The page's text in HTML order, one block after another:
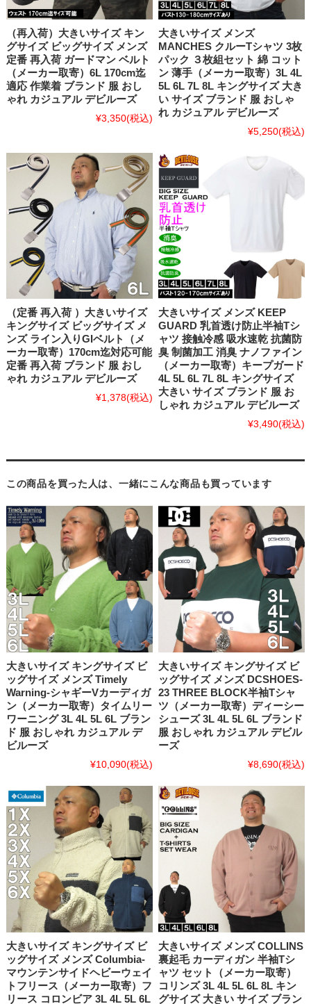
（再入荷）大きいサイズ キン
グサイズ ビッグサイズ メンズ
定番 再入荷 ガードマン ベルト
（メーカー取寄）6L 170cm迄
適応 作業着 ブランド 服 おし
ゃれ カジュアル デビルーズ
¥3,350(税込)
大きいサイズ メンズ
MANCHES クルーTシャツ 3枚
パック ３枚組セット 綿 コット
ン 薄手（メーカー取寄）3L 4L
5L 6L 7L 8L キングサイズ 大き
い サイズ ブランド 服 おしゃ
れ カジュアル デビルーズ
¥5,250(税込)
（定番 再入荷 ）大きいサイズ
キングサイズ ビッグサイズ メ
ンズ ライン入りGIベルト（メ
ーカー取寄）170cm迄対応可能
定番 再入荷 ブランド 服 おし
ゃれ カジュアル デビルーズ
¥1,378(税込)
大きいサイズ メンズ KEEP
GUARD 乳首透け防止半袖Tシ
ャツ 接触冷感 吸水速乾 抗菌防
臭 制菌加工 消臭 ナノファイン
（メーカー取寄）キープガード
4L 5L 6L 7L 8L キングサイズ
大きい サイズ ブランド 服 お
しゃれ カジュアル デビルーズ
¥3,490(税込)
この商品を買った人は、一緒にこんな商品も買っています
大きいサイズ キングサイズ ビ
ッグサイズ メンズ Timely
Warning-シャギーVカーディガ
ン（メーカー取寄）タイムリー
ワーニング 3L 4L 5L 6L ブラン
ド 服 おしゃれ カジュアル デ
ビルーズ
¥10,090(税込)
大きいサイズ キングサイズ ビ
ッグサイズ メンズ DCSHOES-
23 THREE BLOCK半袖Tシャ
ツ（メーカー取寄）ディーシー
シューズ 3L 4L 5L 6L ブランド
服 おしゃれ カジュアル デビル
ーズ
¥8,690(税込)
大きいサイズ キングサイズ ビ
ッグサイズ メンズ Columbia-
マウンテンサイドヘビーウェイ
トフリース（メーカー取寄）フ
リース コロンビア 3L 4L 5L 6L
大きいサイズ メンズ COLLINS
裏起毛 カーディガン 半袖Tシ
ャツ セット（メーカー取寄）
コリンズ 3L 4L 5L 6L 8L キン
グサイズ 大きい サイズ ブラン